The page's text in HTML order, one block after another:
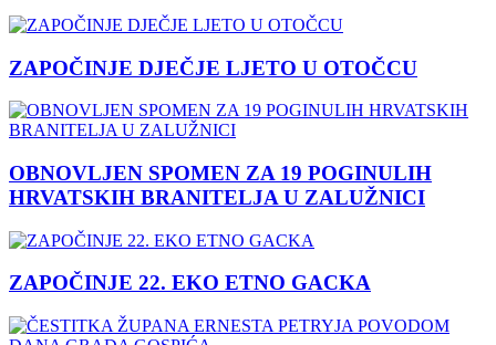
ZAPOČINJE DJEČJE LJETO U OTOČCU
OBNOVLJEN SPOMEN ZA 19 POGINULIH
HRVATSKIH BRANITELJA U ZALUŽNICI
ZAPOČINJE 22. EKO ETNO GACKA